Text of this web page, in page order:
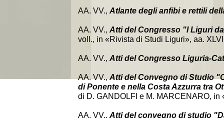
AA. VV., Atlante degli anfibi e rettili
AA. VV., Atti del Congresso "I Liguri
voll., in «Rivista di Studi Liguri», aa.
AA. VV., Atti del Congresso Liguria-
AA. VV.,Atti del Convegno di Studio
di Ponente e nella Costa Azzurra tra
di D. GANDOLFI e M. MARCENARO, in
AA. VV., Atti del convegno di studio